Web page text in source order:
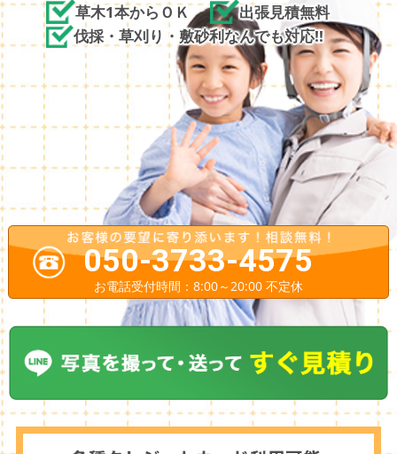
草木1本からＯＫ
出張見積無料
伐採・草刈り・敷砂利なんでも対応!!
050-3733-4575
お電話受付時間：8:00～20:00 不定休